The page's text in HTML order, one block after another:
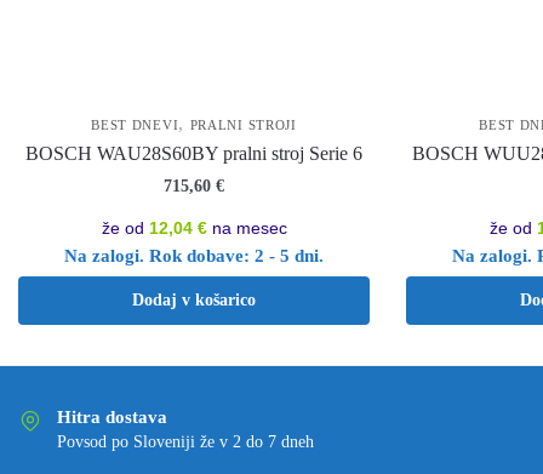
BEST DNEVI, PRALNI STROJI
BOSCH WAU28S60BY pralni stroj Serie 6
715,60 €
že od 12,04 €na mesec
Na zalogi. Rok dobave: 2 - 5 dni.
Dodaj v košarico
BEST
BOSCH
že od
Na zalogi.
Hitra dostava
Povsod po Sloveniji že v 2 do 7 dneh